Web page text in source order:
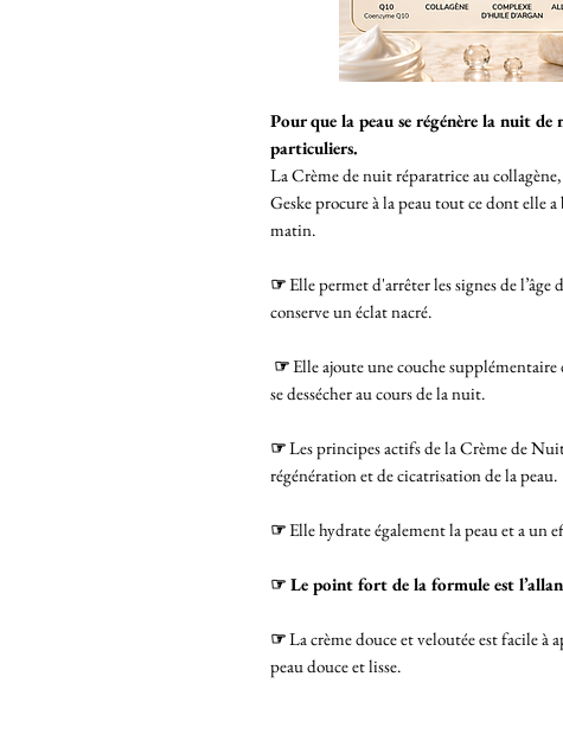
Pour que la peau se régénère la nuit
particuliers.
La Crème de nuit réparatrice au
Geske procure à la peau tout ce dont elle
matin.
☞Elle permet d'arrêter les signes de
conserve un éclat nacré.
☞Elle ajoute une couche
se dessécher au cours de la nuit.
☞Les principes actifs de la Crème de
régénération et de cicatrisation de la peau.
☞Elle hydrate également la peau et a un
☞ Le point fort de la formule est
☞La crème douce et veloutée est facile à
peau douce et lisse.